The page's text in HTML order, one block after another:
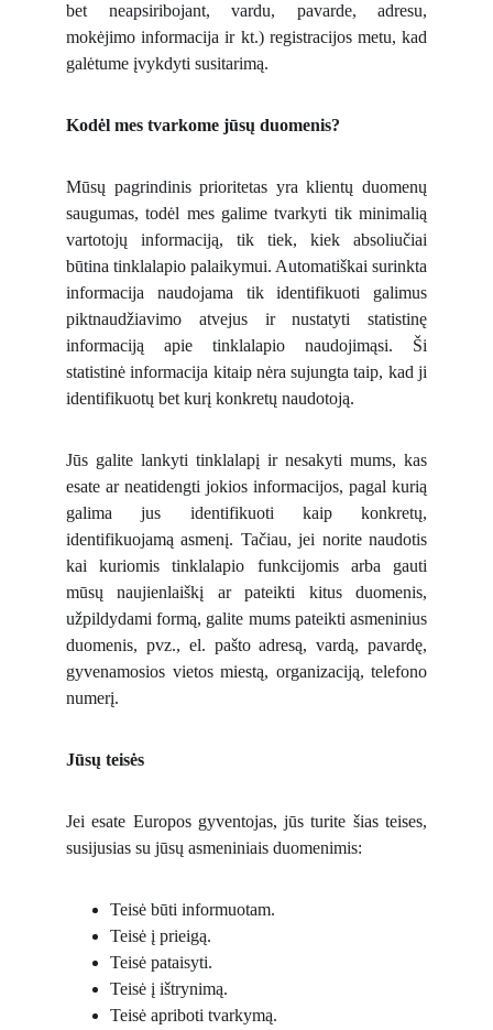
bet neapsiribojant, vardu, pavarde, adresu,
mokėjimo informacija ir kt.) registracijos metu, kad
galėtume įvykdyti susitarimą.
Kodėl mes tvarkome jūsų duomenis?
Mūsų pagrindinis prioritetas yra klientų duomenų
saugumas, todėl mes galime tvarkyti tik minimalią
vartotojų informaciją, tik tiek, kiek absoliučiai
būtina tinklalapio palaikymui. Automatiškai surinkta
informacija naudojama tik identifikuoti galimus
piktnaudžiavimo atvejus ir nustatyti statistinę
informaciją apie tinklalapio naudojimąsi. Ši
statistinė informacija kitaip nėra sujungta taip, kad ji
identifikuotų bet kurį konkretų naudotoją.
Jūs galite lankyti tinklalapį ir nesakyti mums, kas
esate ar neatidengti jokios informacijos, pagal kurią
galima jus identifikuoti kaip konkretų,
identifikuojamą asmenį. Tačiau, jei norite naudotis
kai kuriomis tinklalapio funkcijomis arba gauti
mūsų naujienlaiškį ar pateikti kitus duomenis,
užpildydami formą, galite mums pateikti asmeninius
duomenis, pvz., el. pašto adresą, vardą, pavardę,
gyvenamosios vietos miestą, organizaciją, telefono
numerį.
Jūsų teisės
Jei esate Europos gyventojas, jūs turite šias teises,
susijusias su jūsų asmeniniais duomenimis:
Teisė būti informuotam.
Teisė į prieigą.
Teisė pataisyti.
Teisė į ištrynimą.
Teisė apriboti tvarkymą.